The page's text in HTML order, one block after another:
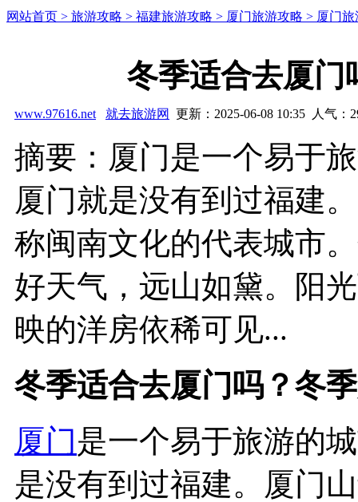
网站首页 > 旅游攻略 > 福建旅游攻略 > 厦门旅游攻略 > 厦门
冬季适合去厦门
www.97616.net 就去旅游网 更新：2025-06-08 10:35 人气：
摘要：厦门是一个易于
厦门就是没有到过福建
称闽南文化的代表城市
好天气，远山如黛。阳
映的洋房依稀可见...
冬季适合去厦门吗？冬
厦门是一个易于旅游的
是没有到过福建。厦门